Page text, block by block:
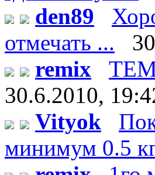
den89
отмечать ...
remix
30.6.2010,
Vityok
минимум 0.5